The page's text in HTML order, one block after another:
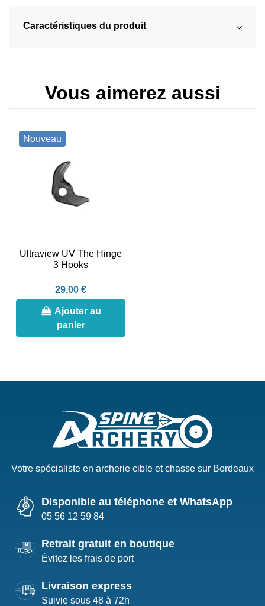
Caractéristiques du produit
Vous aimerez aussi
Nouveau
Ultraview UV The Hinge
3 Hooks
29,00 €
Ajouter au
panier
Votre spécialiste en archerie cible et chasse sur Bordeaux
Disponible au téléphone et WhatsApp
05 56 12 59 84
Retrait gratuit en boutique
Évitez les frais de port
Livraison express
Suivie sous 48 à 72h